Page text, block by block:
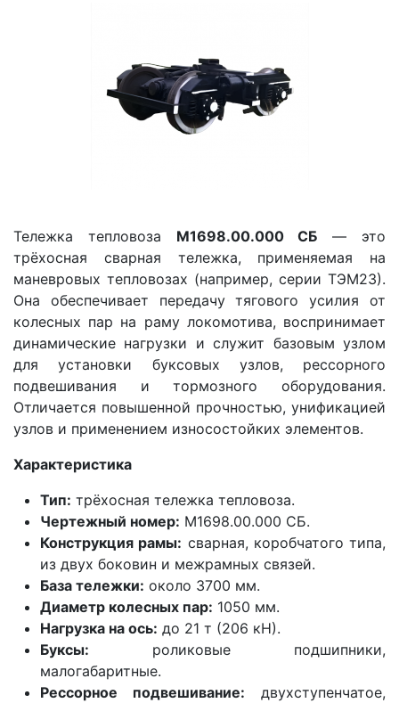
Тележка тепловоза М1698.00.000 СБ — это
трёхосная сварная тележка, применяемая на
маневровых тепловозах (например, серии ТЭМ23).
Она обеспечивает передачу тягового усилия от
колесных пар на раму локомотива, воспринимает
динамические нагрузки и служит базовым узлом
для установки буксовых узлов, рессорного
подвешивания и тормозного оборудования.
Отличается повышенной прочностью, унификацией
узлов и применением износостойких элементов.
Характеристика
Тип: трёхосная тележка тепловоза.
Чертежный номер: М1698.00.000 СБ.
Конструкция рамы: сварная, коробчатого типа,
из двух боковин и межрамных связей.
База тележки: около 3700 мм.
Диаметр колесных пар: 1050 мм.
Нагрузка на ось: до 21 т (206 кН).
Буксы: роликовые подшипники,
малогабаритные.
Рессорное подвешивание: двухступенчатое,